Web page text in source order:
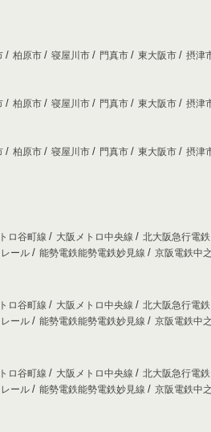
柏原市 寝屋川市 門真市 東大阪市 摂津
柏原市 寝屋川市 門真市 東大阪市 摂津
柏原市 寝屋川市 門真市 東大阪市 摂津
ロ谷町線 大阪メトロ中央線 北大阪急行電鉄
ール 能勢電鉄能勢電鉄妙見線
京阪電鉄中
ロ谷町線 大阪メトロ中央線 北大阪急行電鉄
ール 能勢電鉄能勢電鉄妙見線
京阪電鉄中
ロ谷町線 大阪メトロ中央線 北大阪急行電鉄
ール 能勢電鉄能勢電鉄妙見線
京阪電鉄中